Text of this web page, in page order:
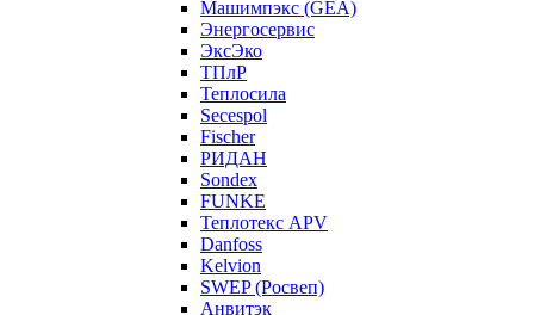
Машимпэкс (GEA)
Энергосервис
ЭксЭко
ТПлР
Теплосила
Secespol
Fischer
РИДАН
Sondex
FUNKE
Теплотекс APV
Danfoss
Kelvion
SWEP (Росвеп)
Анвитэк